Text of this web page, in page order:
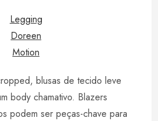
Legging
Doreen
Motion
blusas de tecido leve
body chamativo. Blazers
podem ser peças-chave para